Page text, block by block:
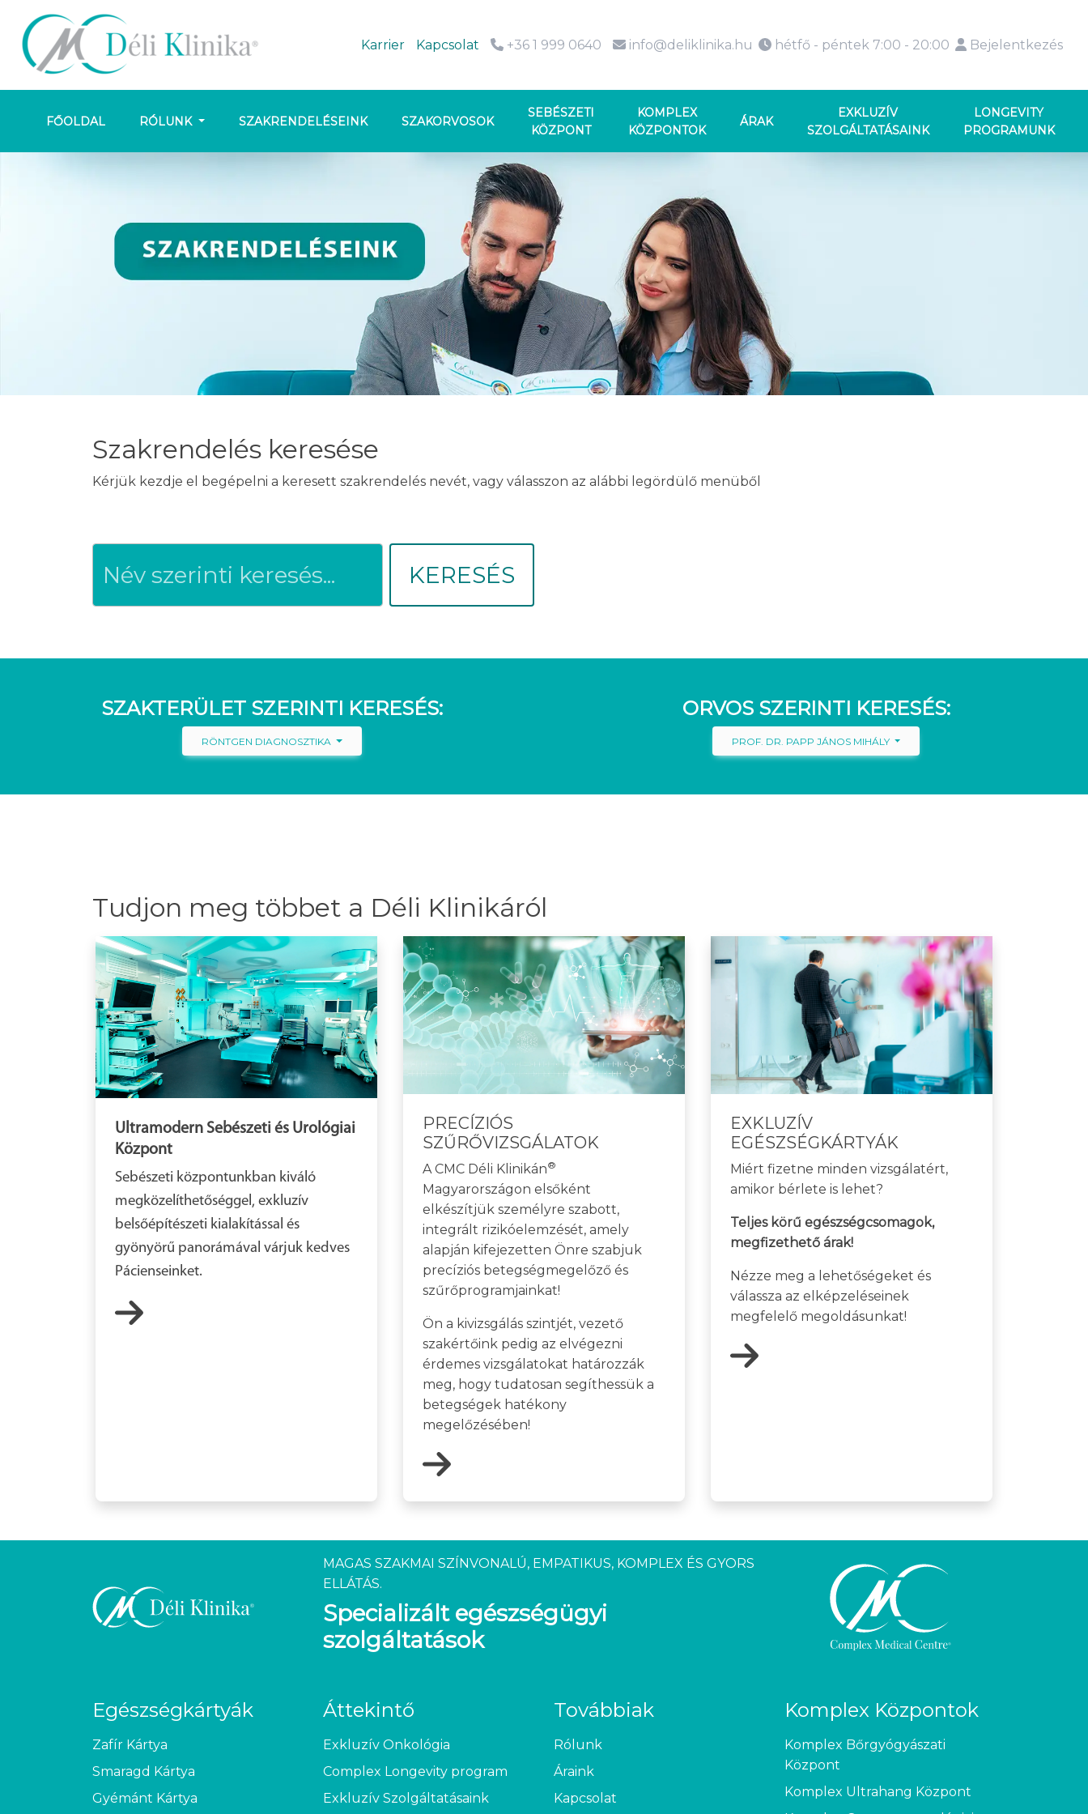
Karrier Kapcsolat +36 1 999 0640 info@deliklinika.hu hétfő - péntek 7:00 - 20:00 Bejelentkezés
FŐOLDAL RÓLUNK SZAKRENDELÉSEINK SZAKORVOSOK
SEBÉSZETI
KÖZPONT
KOMPLEX
KÖZPONTOK
ÁRAK
EXKLUZÍV
SZOLGÁLTATÁSAINK
LONGEVITY
PROGRAMUNK
Szakrendelés keresése
Kérjük kezdje el begépelni a keresett szakrendelés nevét, vagy válasszon az alábbi legördülő menüből
KERESÉS
SZAKTERÜLET SZERINTI KERESÉS:
RÖNTGEN DIAGNOSZTIKA
ORVOS SZERINTI KERESÉS:
PROF. DR. PAPP JÁNOS MIHÁLY
Tudjon meg többet a Déli Klinikáról
Ultramodern Sebészeti és Urológiai
Központ
Sebészeti központunkban kiváló
megközelíthetőséggel, exkluzív
belsőépítészeti kialakítással és
gyönyörű panorámával várjuk kedves
Pácienseinket.
PRECÍZIÓS
SZŰRŐVIZSGÁLATOK
A CMC Déli Klinikán®
Magyarországon elsőként
elkészítjük személyre szabott,
integrált rizikóelemzését, amely
alapján kifejezetten Önre szabjuk
precíziós betegségmegelőző és
szűrőprogramjainkat!
Ön a kivizsgálás szintjét, vezető
szakértőink pedig az elvégezni
érdemes vizsgálatokat határozzák
meg, hogy tudatosan segíthessük a
betegségek hatékony
megelőzésében!
EXKLUZÍV
EGÉSZSÉGKÁRTYÁK
Miért fizetne minden vizsgálatért,
amikor bérlete is lehet?
Teljes körű egészségcsomagok,
megfizethető árak!
Nézze meg a lehetőségeket és
válassza az elképzeléseinek
megfelelő megoldásunkat!
MAGAS SZAKMAI SZÍNVONALÚ, EMPATIKUS, KOMPLEX ÉS GYORS
ELLÁTÁS.
Specializált egészségügyi
szolgáltatások
Egészségkártyák
Zafír Kártya
Smaragd Kártya
Gyémánt Kártya
Áttekintő
Exkluzív Onkológia
Complex Longevity program
Exkluzív Szolgáltatásaink
Továbbiak
Rólunk
Áraink
Kapcsolat
Komplex Központok
Komplex Bőrgyógyászati
Központ
Komplex Ultrahang Központ